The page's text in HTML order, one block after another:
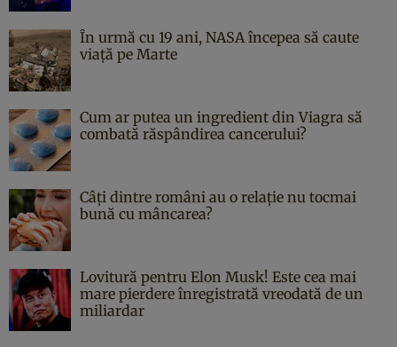
În urmă cu 19 ani, NASA începea să caute
viaţă pe Marte
Cum ar putea un ingredient din Viagra să
combată răspândirea cancerului?
Câți dintre români au o relație nu tocmai
bună cu mâncarea?
Lovitură pentru Elon Musk! Este cea mai
mare pierdere înregistrată vreodată de un
miliardar